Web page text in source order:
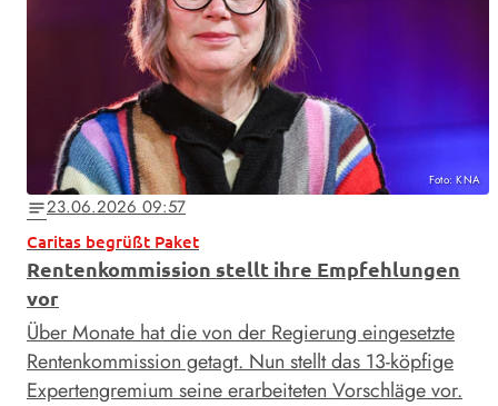
Foto: KNA
notes23.06.2026 09:57
Caritas begrüßt Paket
Rentenkommission stellt ihre Empfehlungen
vor
Über Monate hat die von der Regierung eingesetzte
Rentenkommission getagt. Nun stellt das 13-köpfige
Expertengremium seine erarbeiteten Vorschläge vor.